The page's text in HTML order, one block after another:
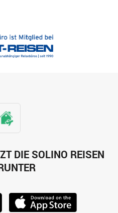
DIE SOLINO REISEN